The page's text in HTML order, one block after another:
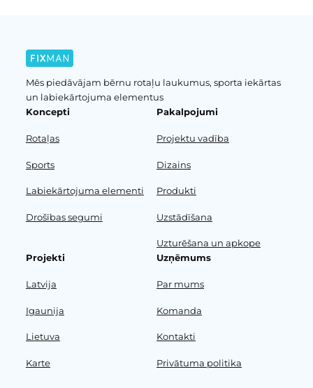
Mēs piedāvājam bērnu rotaļu laukumus, sporta iekārtas
un labiekārtojuma elementus
Koncepti
Rotaļas
Sports
Labiekārtojuma elementi
Drošības segumi
Pakalpojumi
Projektu vadība
Dizains
Produkti
Uzstādīšana
Uzturēšana un apkope
Projekti
Latvija
Igaunija
Lietuva
Karte
Uzņēmums
Par mums
Komanda
Kontakti
Privātuma politika